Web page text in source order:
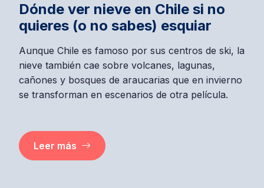
Dónde ver nieve en Chile si no
quieres (o no sabes) esquiar
Aunque Chile es famoso por sus centros de ski, la
nieve también cae sobre volcanes, lagunas,
cañones y bosques de araucarias que en invierno
se transforman en escenarios de otra película.
Leer más